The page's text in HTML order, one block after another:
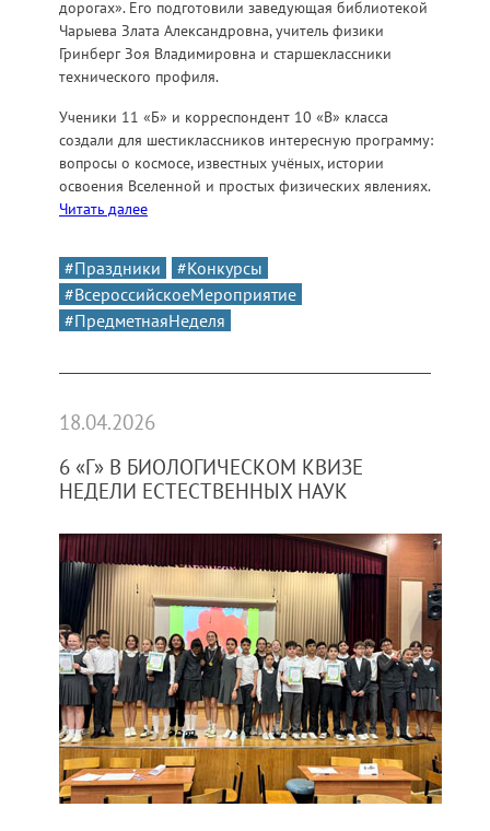
дорогах». Его подготовили заведующая библиотекой
Чарыева Злата Александровна, учитель физики
Гринберг Зоя Владимировна и старшеклассники
технического профиля.
Ученики 11 «Б» и корреспондент 10 «В» класса
создали для шестиклассников интересную программу:
вопросы о космосе, известных учёных, истории
освоения Вселенной и простых физических явлениях.
Читать далее
#Праздники
#Конкурсы
#ВсероссийскоеМероприятие
#ПредметнаяНеделя
6 «Г» В БИОЛОГИЧЕСКОМ КВИЗЕ
НЕДЕЛИ ЕСТЕСТВЕННЫХ НАУК
18.04.2026